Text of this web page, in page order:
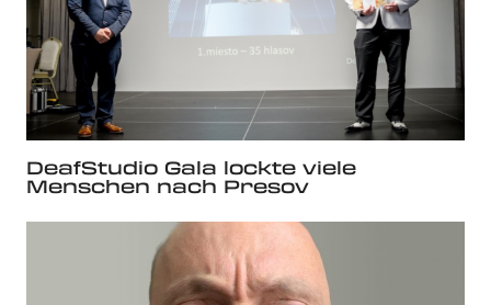
DeafStudio Gala lockte viele
Menschen nach Presov